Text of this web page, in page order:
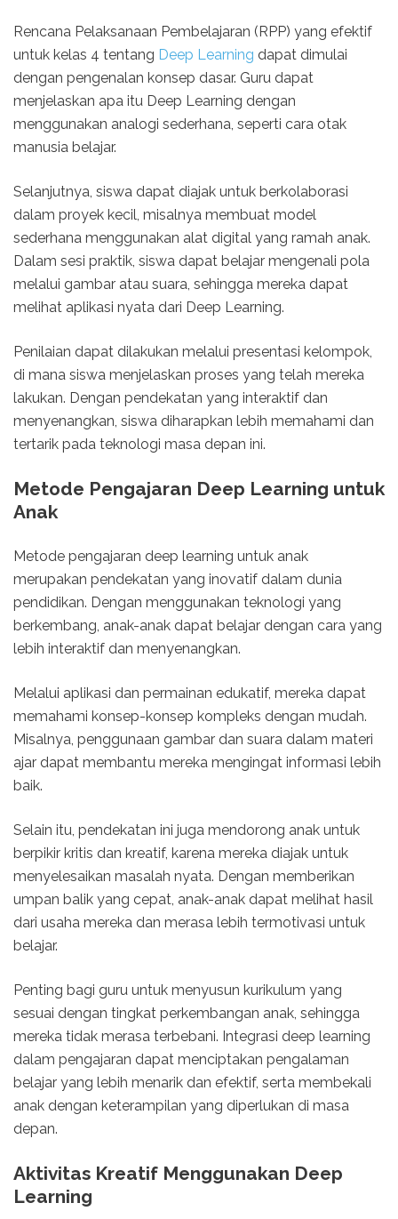
Rencana Pelaksanaan Pembelajaran (RPP) yang efektif
untuk kelas 4 tentang Deep Learning dapat dimulai
dengan pengenalan konsep dasar. Guru dapat
menjelaskan apa itu Deep Learning dengan
menggunakan analogi sederhana, seperti cara otak
manusia belajar.
Selanjutnya, siswa dapat diajak untuk berkolaborasi
dalam proyek kecil, misalnya membuat model
sederhana menggunakan alat digital yang ramah anak.
Dalam sesi praktik, siswa dapat belajar mengenali pola
melalui gambar atau suara, sehingga mereka dapat
melihat aplikasi nyata dari Deep Learning.
Penilaian dapat dilakukan melalui presentasi kelompok,
di mana siswa menjelaskan proses yang telah mereka
lakukan. Dengan pendekatan yang interaktif dan
menyenangkan, siswa diharapkan lebih memahami dan
tertarik pada teknologi masa depan ini.
Metode Pengajaran Deep Learning untuk
Anak
Metode pengajaran deep learning untuk anak
merupakan pendekatan yang inovatif dalam dunia
pendidikan. Dengan menggunakan teknologi yang
berkembang, anak-anak dapat belajar dengan cara yang
lebih interaktif dan menyenangkan.
Melalui aplikasi dan permainan edukatif, mereka dapat
memahami konsep-konsep kompleks dengan mudah.
Misalnya, penggunaan gambar dan suara dalam materi
ajar dapat membantu mereka mengingat informasi lebih
baik.
Selain itu, pendekatan ini juga mendorong anak untuk
berpikir kritis dan kreatif, karena mereka diajak untuk
menyelesaikan masalah nyata. Dengan memberikan
umpan balik yang cepat, anak-anak dapat melihat hasil
dari usaha mereka dan merasa lebih termotivasi untuk
belajar.
Penting bagi guru untuk menyusun kurikulum yang
sesuai dengan tingkat perkembangan anak, sehingga
mereka tidak merasa terbebani. Integrasi deep learning
dalam pengajaran dapat menciptakan pengalaman
belajar yang lebih menarik dan efektif, serta membekali
anak dengan keterampilan yang diperlukan di masa
depan.
Aktivitas Kreatif Menggunakan Deep
Learning